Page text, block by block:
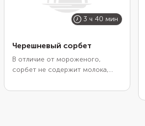
3 ч 40 мин
Черешневый сорбет
В отличие от мороженого,
сорбет не содержит молока,
скромному набору